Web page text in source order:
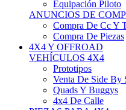
Compra De Cc Y
Compra De Piezas
4X4 Y OFFROAD
VEHÍCULOS 4X4
Prototipos
Venta De Side By
Quads Y Buggys
4x4 De Calle
PIEZAS PARA 4X4
Mecánica